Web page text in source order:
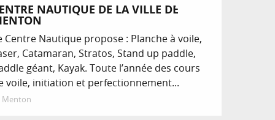
NAUTIQUE DE LA VILLE DE
Centre Nautique propose : Planche à voile,
Catamaran, Stratos, Stand up paddle,
géant, Kayak. Toute l’année des cours
voile, initiation et perfectionnement...
Menton
Réservable